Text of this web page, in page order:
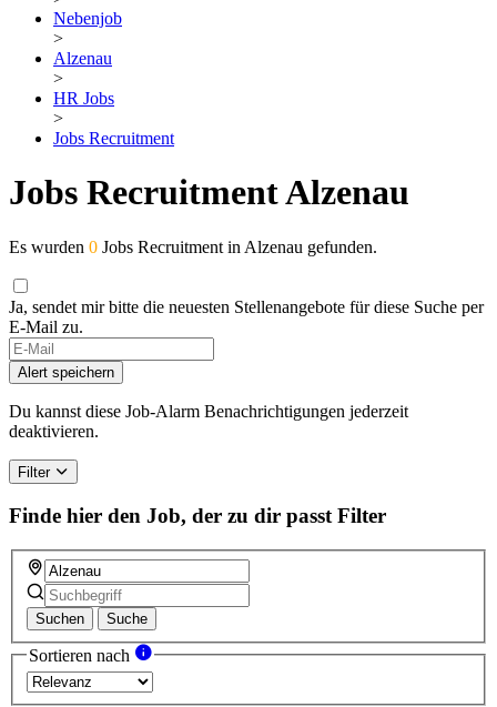
Nebenjob
>
Alzenau
>
HR Jobs
>
Jobs Recruitment
Jobs Recruitment Alzenau
Es wurden 0 Jobs Recruitment in Alzenau gefunden.
Ja, sendet mir bitte die neuesten Stellenangebote für diese Suche per
E-Mail zu.
Alert speichern
Du kannst diese Job-Alarm Benachrichtigungen jederzeit
deaktivieren.
Filter
Finde hier den Job, der zu dir passt Filter
Suchen Suche
Sortieren nach